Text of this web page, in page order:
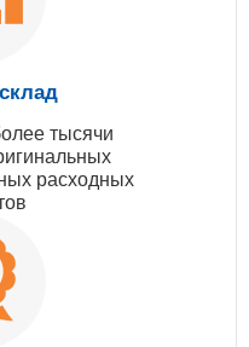
тысячи
расходных